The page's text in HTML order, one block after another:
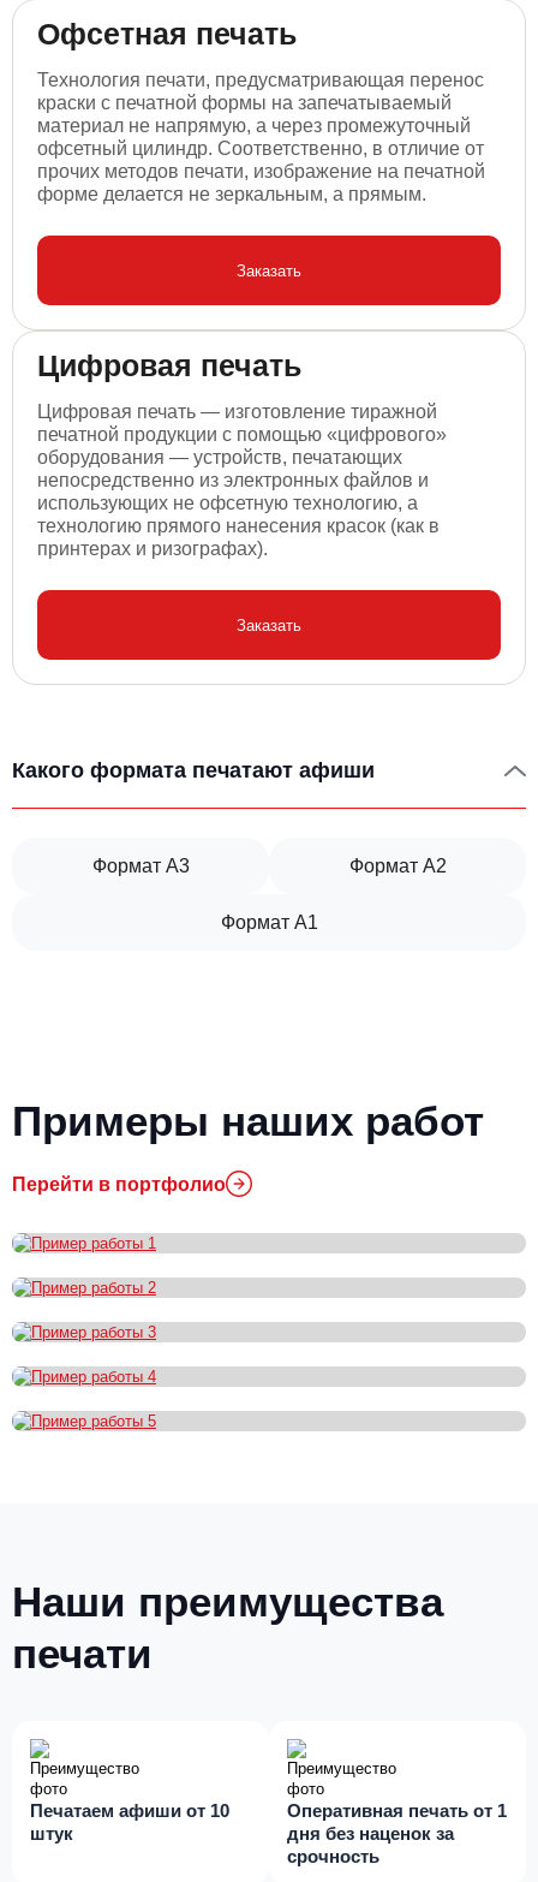
Офсетная печать
Технология печати, предусматривающая перенос
краски с печатной формы на запечатываемый
материал не напрямую, а через промежуточный
офсетный цилиндр. Соответственно, в отличие от
прочих методов печати, изображение на печатной
форме делается не зеркальным, а прямым.
Заказать
Цифровая печать
Цифровая печать — изготовление тиражной
печатной продукции с помощью «цифрового»
оборудования — устройств, печатающих
непосредственно из электронных файлов и
использующих не офсетную технологию, а
технологию прямого нанесения красок (как в
принтерах и ризографах).
Заказать
Какого формата печатают афиши
Формат А3 Формат А2
Формат А1
Примеры наших работ
Перейти в портфолио
Наши преимущества
печати
Печатаем афиши от 10
штук
Оперативная печать от 1
дня без наценок за
срочность